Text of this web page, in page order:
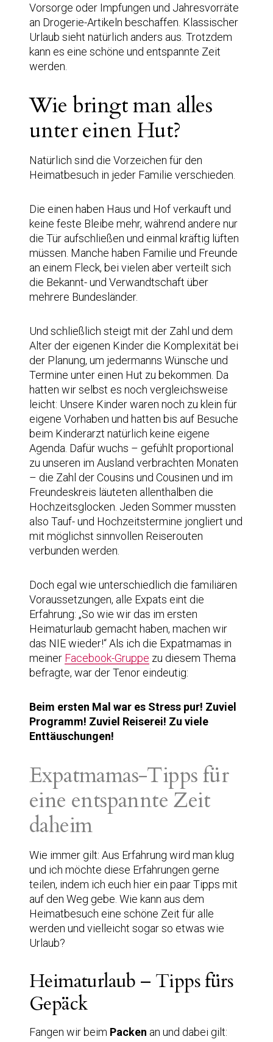
Vorsorge oder Impfungen und Jahresvorräte
an Drogerie-Artikeln beschaffen. Klassischer
Urlaub sieht natürlich anders aus. Trotzdem
kann es eine schöne und entspannte Zeit
werden.
Wie bringt man alles
unter einen Hut?
Natürlich sind die Vorzeichen für den
Heimatbesuch in jeder Familie verschieden.
Die einen haben Haus und Hof verkauft und
keine feste Bleibe mehr, während andere nur
die Tür aufschließen und einmal kräftig lüften
müssen. Manche haben Familie und Freunde
an einem Fleck, bei vielen aber verteilt sich
die Bekannt- und Verwandtschaft über
mehrere Bundesländer.
Und schließlich steigt mit der Zahl und dem
Alter der eigenen Kinder die Komplexität bei
der Planung, um jedermanns Wünsche und
Termine unter einen Hut zu bekommen. Da
hatten wir selbst es noch vergleichsweise
leicht: Unsere Kinder waren noch zu klein für
eigene Vorhaben und hatten bis auf Besuche
beim Kinderarzt natürlich keine eigene
Agenda. Dafür wuchs – gefühlt proportional
zu unseren im Ausland verbrachten Monaten
– die Zahl der Cousins und Cousinen und im
Freundeskreis läuteten allenthalben die
Hochzeitsglocken. Jeden Sommer mussten
also Tauf- und Hochzeitstermine jongliert und
mit möglichst sinnvollen Reiserouten
verbunden werden.
Doch egal wie unterschiedlich die familiären
Voraussetzungen, alle Expats eint die
Erfahrung: „So wie wir das im ersten
Heimaturlaub gemacht haben, machen wir
das NIE wieder!“ Als ich die Expatmamas in
meiner Facebook-Gruppe zu diesem Thema
befragte, war der Tenor eindeutig:
Beim ersten Mal war es Stress pur! Zuviel
Programm! Zuviel Reiserei! Zu viele
Enttäuschungen!
Expatmamas-Tipps für
eine entspannte Zeit
daheim
Wie immer gilt: Aus Erfahrung wird man klug
und ich möchte diese Erfahrungen gerne
teilen, indem ich euch hier ein paar Tipps mit
auf den Weg gebe. Wie kann aus dem
Heimatbesuch eine schöne Zeit für alle
werden und vielleicht sogar so etwas wie
Urlaub?
Heimaturlaub – Tipps fürs
Gepäck
Fangen wir beim Packen an und dabei gilt: